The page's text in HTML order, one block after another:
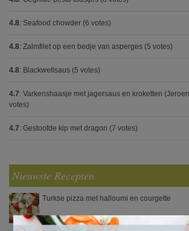
4.8: Seafood chowder (6 votes)
4.8: Zalmfilet op een bedje van asperges (5 votes)
4.8: Blackwellsaus (5 votes)
4.7: Varkenshaasje met jagersaus en kroketten
votes)
4.7: Gestoofde kip met dragon (7 votes)
Nieuwste Recepten
Turkse pizza met halloumi en courgette